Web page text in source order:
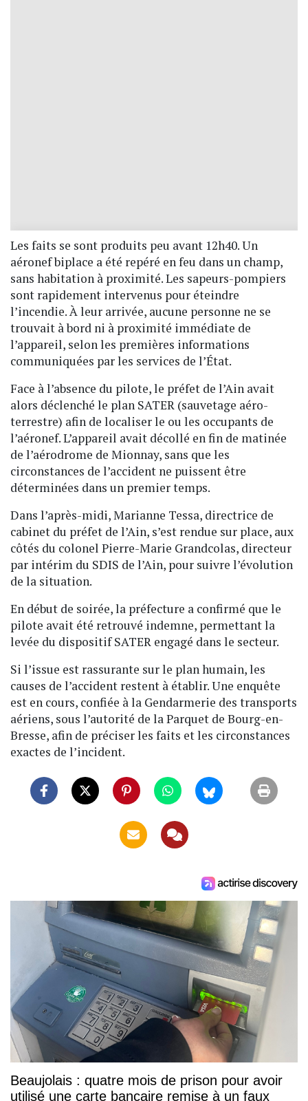
Les faits se sont produits peu avant 12h40. Un
aéronef biplace a été repéré en feu dans un champ,
sans habitation à proximité. Les sapeurs-pompiers
sont rapidement intervenus pour éteindre
l’incendie. À leur arrivée, aucune personne ne se
trouvait à bord ni à proximité immédiate de
l’appareil, selon les premières informations
communiquées par les services de l’État.
Face à l’absence du pilote, le préfet de l’Ain avait
alors déclenché le plan SATER (sauvetage aéro-
terrestre) afin de localiser le ou les occupants de
l’aéronef. L’appareil avait décollé en fin de matinée
de l’aérodrome de Mionnay, sans que les
circonstances de l’accident ne puissent être
déterminées dans un premier temps.
Dans l’après-midi, Marianne Tessa, directrice de
cabinet du préfet de l’Ain, s’est rendue sur place, aux
côtés du colonel Pierre-Marie Grandcolas, directeur
par intérim du SDIS de l’Ain, pour suivre l’évolution
de la situation.
En début de soirée, la préfecture a confirmé que le
pilote avait été retrouvé indemne, permettant la
levée du dispositif SATER engagé dans le secteur.
Si l’issue est rassurante sur le plan humain, les
causes de l’accident restent à établir. Une enquête
est en cours, confiée à la Gendarmerie des transports
aériens, sous l’autorité de la Parquet de Bourg-en-
Bresse, afin de préciser les faits et les circonstances
exactes de l’incident.
Beaujolais : quatre mois de prison pour avoir
utilisé une carte bancaire remise à un faux